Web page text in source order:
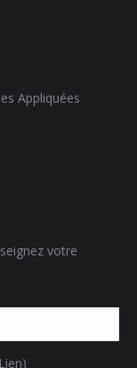
Appliquées
votre
Lien)